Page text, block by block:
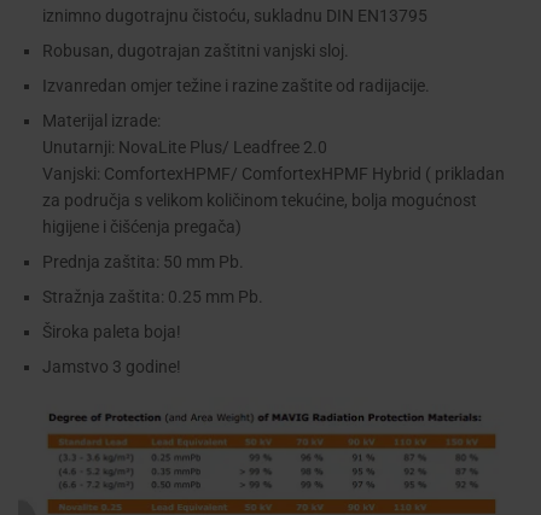
iznimno dugotrajnu čistoću, sukladnu DIN EN13795
Robusan, dugotrajan zaštitni vanjski sloj.
Izvanredan omjer težine i razine zaštite od radijacije.
Materijal izrade:
Unutarnji: NovaLite Plus/ Leadfree 2.0
Vanjski: ComfortexHPMF/ ComfortexHPMF Hybrid ( prikladan
za područja s velikom količinom tekućine, bolja mogućnost
higijene i čišćenja pregača)
Prednja zaštita: 50 mm Pb.
Stražnja zaštita: 0.25 mm Pb.
Široka paleta boja!
Jamstvo 3 godine!